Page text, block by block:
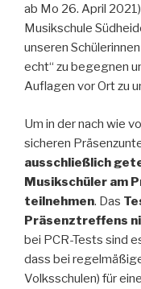
ab Mo 26. April
Musikschule
unseren
echt“ zu begegnen
Auflagen vor Ort zu
Um in der nach wie
sicheren
ausschließlich
Musikschüler am
teilnehmen. Das
Präsenztreffens
bei PCR-Tests sind
dass bei
Volksschulen) für